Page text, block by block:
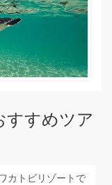
すすめツア
トビリゾートで